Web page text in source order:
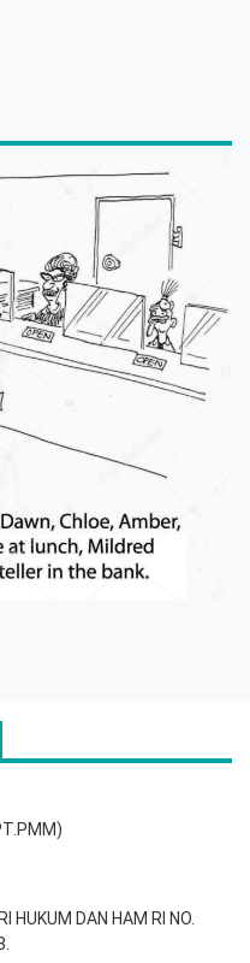
HUKUM DAN HAM RI NO.